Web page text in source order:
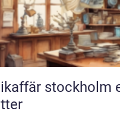
stockholm en guide till stadens dolda